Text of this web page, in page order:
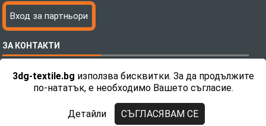
3dg-textile.bg използва бисквитки. За да продължите
по-нататък, е необходимо Вашето съгласие.
Детайли СЪГЛАСЯВАМ СЕ
Тениски с пълноцветен печат
Хавлиени кърпи
Пончо за водни спортове
Микрофибърни Велурени Кърпи
Детски пончота
Технология на печатане
Файлове за печат
Как да поръчам?
С какво сме различни?
Контакти
Политика за поверителност
Вход за партньори
ЗА КОНТАКТИ
Телефон:0892 26 04 34 / 0896 57 42 42